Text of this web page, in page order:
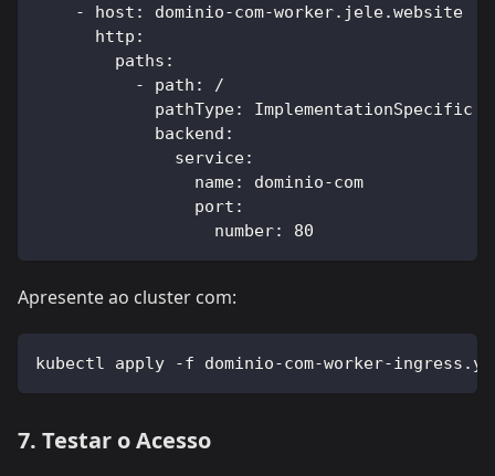
-
host : dominio-com-worker.jele.website
http :
paths :
-
path :
/
pathType:
ImplementationSpecific
backend :
service:
name: dominio-com
port :
number: 80
Apresente ao cluster com:
kubectl apply -f dominio-com-worker-
7. Testar o Acesso